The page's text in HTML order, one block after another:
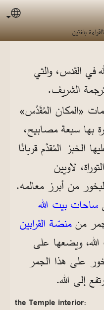
بلغتين
في القدس، والتي
الشريف.
«المكان المُقَدَّس»
بها سبعة مصابيح،
الخبز المُقدَّم قربانًا
لاويين
من أبرز معالمه.
ساحات بيت الله
منمنصّة القرابين
ويضعها على
على هذا الجمر
إلى الله.
the Temple interior: